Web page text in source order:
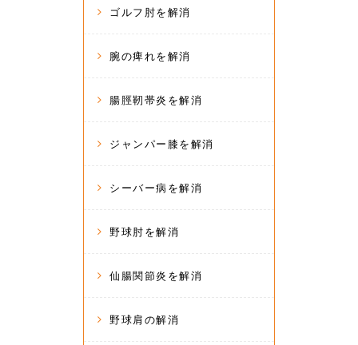
ゴルフ肘を解消
腕の痺れを解消
腸脛靭帯炎を解消
ジャンパー膝を解消
シーバー病を解消
野球肘を解消
仙腸関節炎を解消
野球肩の解消